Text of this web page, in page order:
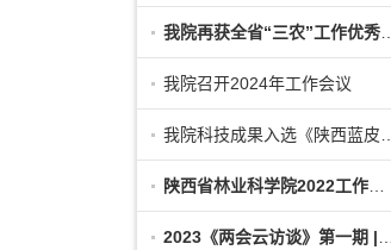
我院召开2024年工作会议